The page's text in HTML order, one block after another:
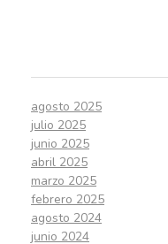
agosto 2025
julio 2025
junio 2025
abril 2025
marzo 2025
febrero 2025
agosto 2024
junio 2024